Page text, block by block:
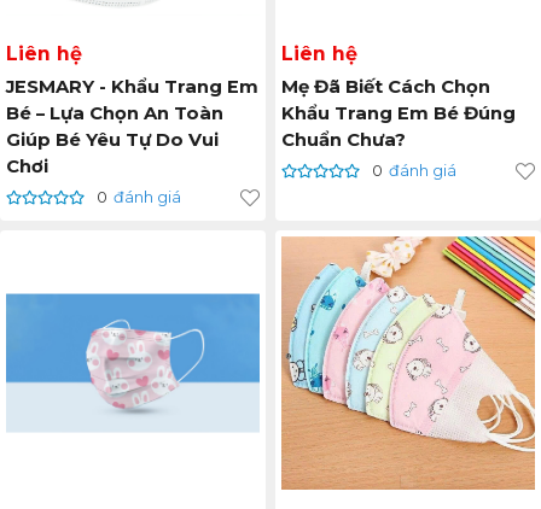
Liên hệ
JESMARY - Khẩu Trang Em
Bé – Lựa Chọn An Toàn
Giúp Bé Yêu Tự Do Vui
Chơi
0 đánh giá
Liên hệ
Mẹ Đã Biết Cách Chọn
Khẩu Trang Em Bé Đúng
Chuẩn Chưa?
0 đánh giá